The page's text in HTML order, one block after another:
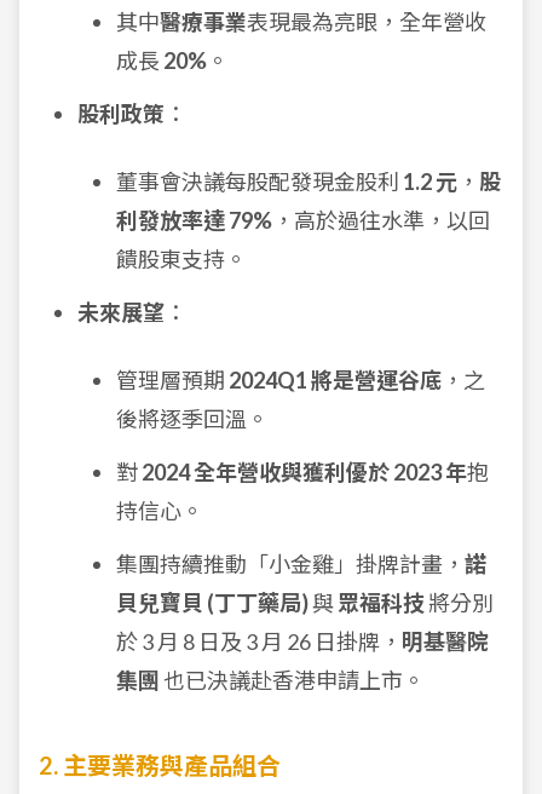
其中醫療事業表現最為亮眼，全年營收
成長 20% 。
股利政策 ：
董事會決議每股配發現金股利 1.2 元 ， 股
利發放率達 79% ，高於過往水準，以回
饋股東支持。
未來展望 ：
管理層預期 2024Q1 將是營運谷底 ，之
後將逐季回溫。
對2024 全年營收與獲利優於 2023 年抱
持信心。
集團持續推動「小金雞」掛牌計畫， 諾
貝兒寶貝 (丁丁藥局)與眾福科技 將分別
於 3 月 8 日及 3 月 26 日掛牌， 明基醫院
集團 也已決議赴香港申請上市。
2. 主要業務與產品組合